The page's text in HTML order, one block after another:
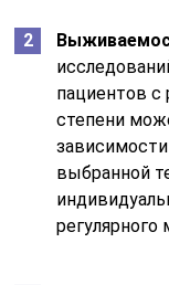
пациентов с
степени
выбранной
регулярного